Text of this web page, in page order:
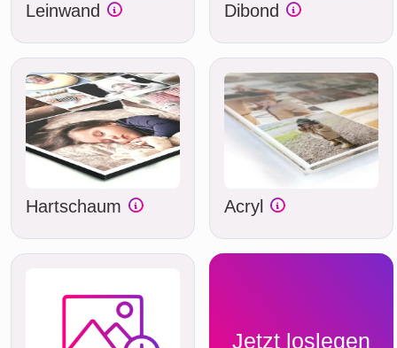
Leinwand Dibond
Hartschaum Acryl
Jetzt loslegen